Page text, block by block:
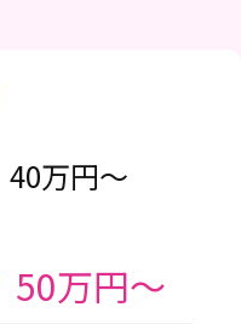
40万円～
50万円～